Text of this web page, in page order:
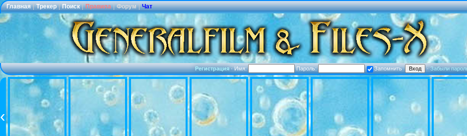
Главная | Трекер | Поиск | Правила | Форум | Чат
Регистрация·Имя: Пароль: Запомнить ·Забыли